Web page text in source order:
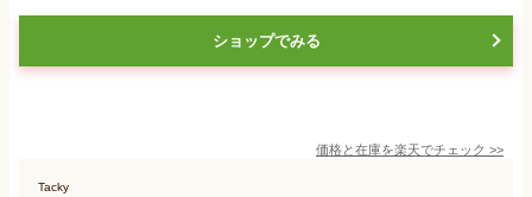
ショップでみる
価格と在庫を楽天でチェック >>
Tacky